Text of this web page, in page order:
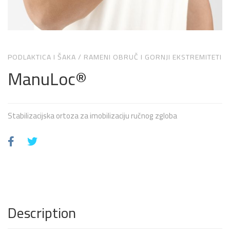
PODLAKTICA I ŠAKA/ RAMENI OBRUČ I GORNJI EKSTREMITETI
ManuLoc®
Stabilizacijska ortoza za imobilizaciju ručnog zgloba
Description